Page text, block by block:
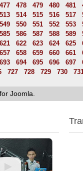
477 478 479 480 481
513 514 515 516 517
549 550 551 552 553
585 586 587 588 589
621 622 623 624 625
657 658 659 660 661
693 694 695 696 697
727 728 729 730
Joomla.